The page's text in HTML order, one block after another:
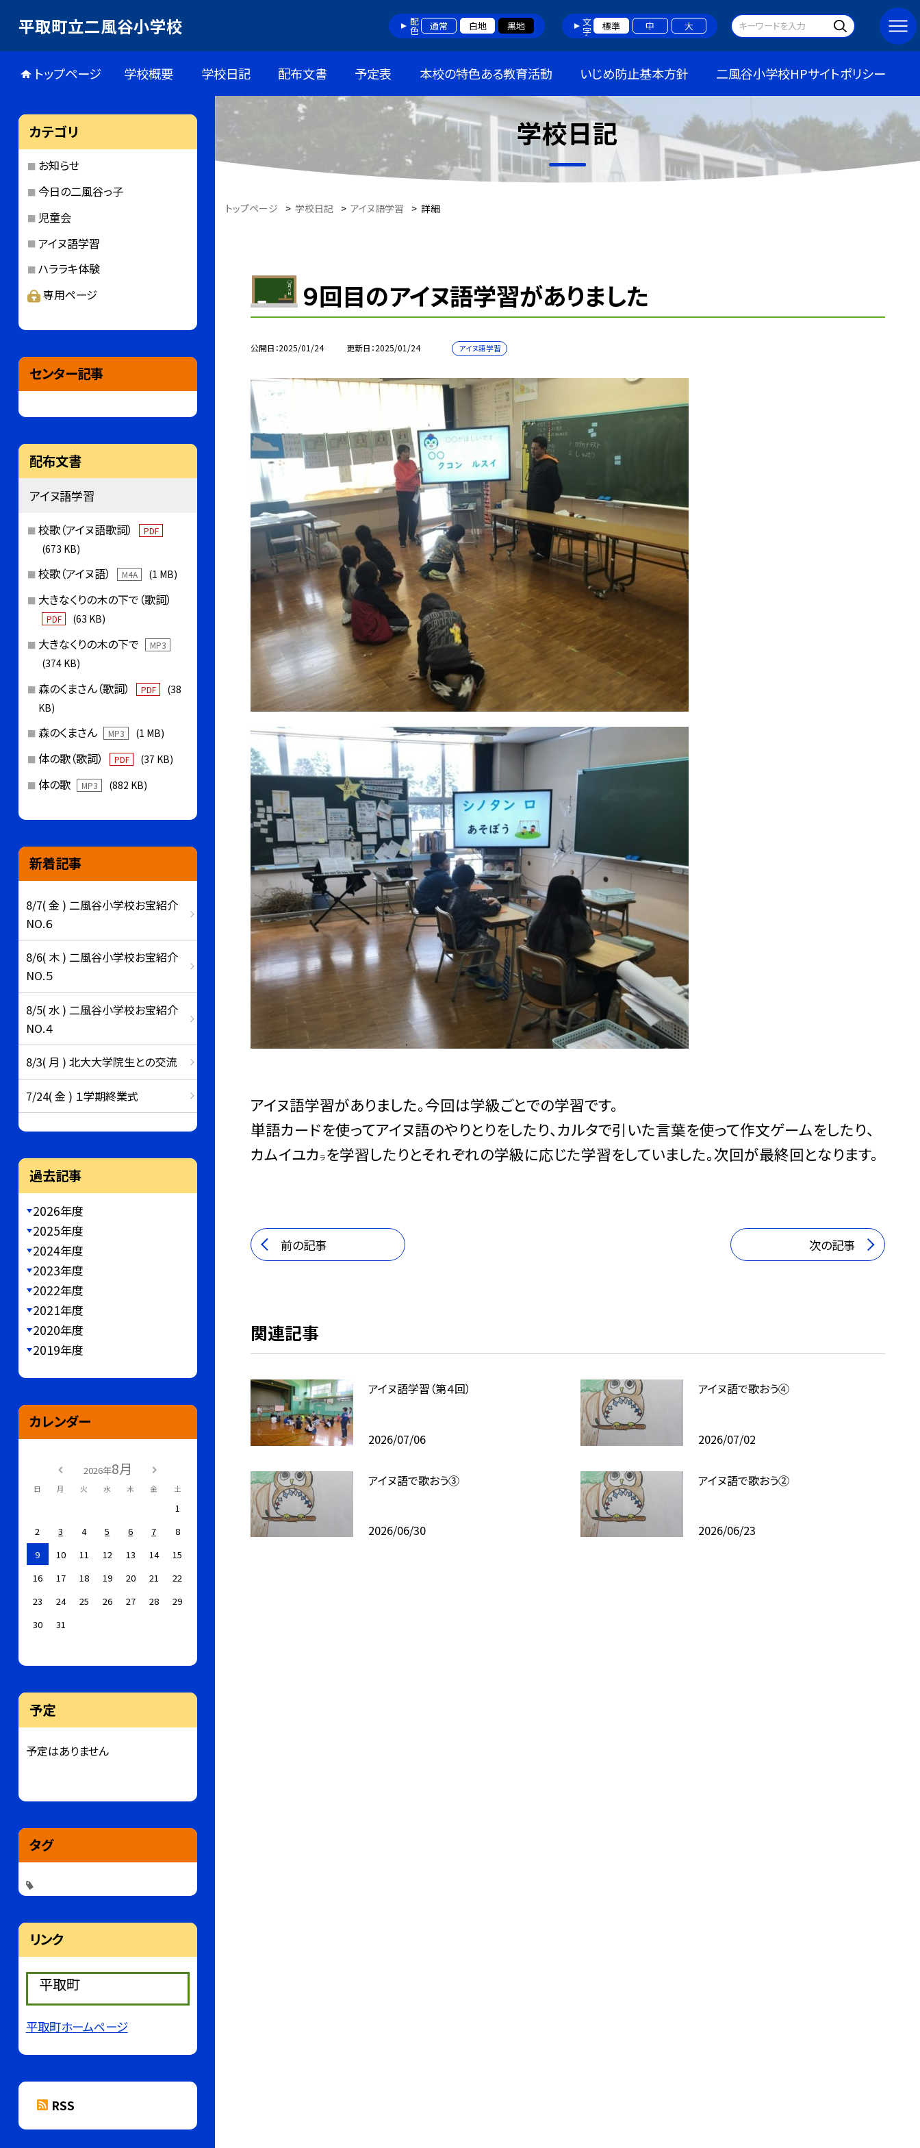
平取町立二風谷小学校 配色 通常 白地 黒地 文字 標準 中 大
トップページ 学校概要 学校日記 配布文書 予定表 本校の特色ある教育活動 いじめ防止基本方針 二風谷小学校HPサイトポリシー
学校日記
トップページ > 学校日記 > アイヌ語学習 > 詳細
９回目のアイヌ語学習がありました
公開日 2025/01/24 更新日 2025/01/24 アイヌ語学習
アイヌ語学習がありました。今回は学級ごとでの学習です。
単語カードを使ってアイヌ語のやりとりをしたり、カルタで引いた言葉を使って作文ゲームをしたり、
カムイユカ ラ を学習したりとそれぞれの学級に応じた学習をしていました。次回が最終回となります。
前の記事 次の記事
関連記事
アイヌ語学習（第４回）
2026/07/06
アイヌ語で歌おう④
2026/07/02
アイヌ語で歌おう③
2026/06/30
アイヌ語で歌おう②
2026/06/23
カテゴリ
お知らせ
今日の二風谷っ子
児童会
アイヌ語学習
ハララキ体験
専用ページ
センター記事
配布文書
アイヌ語学習
校歌（アイヌ語歌詞） PDF
(673 KB)
校歌（アイヌ語） M4A (1 MB)
大きなくりの木の下で（歌詞）
PDF (63 KB)
大きなくりの木の下で MP3
(374 KB)
森のくまさん（歌詞） PDF
(38
KB)
森のくまさん MP3 (1 MB)
体の歌（歌詞） PDF (37 KB)
体の歌 MP3 (882 KB)
新着記事
8/7( 金 ) 二風谷小学校お宝紹介
NO.６
8/6( 木 ) 二風谷小学校お宝紹介
NO.５
8/5( 水 ) 二風谷小学校お宝紹介
NO.４
8/3( 月 ) 北大大学院生との交流
7/24( 金 ) １学期終業式
過去記事
2026年度
2025年度
2024年度
2023年度
2022年度
2021年度
2020年度
2019年度
カレンダー
2026年8月
日 月 火 水 木 金 土
1
2
3 4 5 6 7
8
9
10 11 12 13 14
15
16
17 18 19 20 21
22
23
24 25 26 27 28
29
30
31
予定
予定はありません
タグ
リンク
平取町
平取町ホームページ
RSS